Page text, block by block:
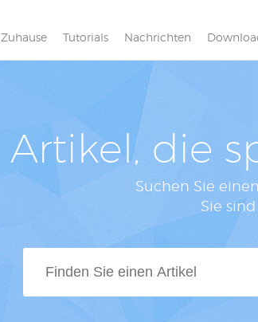
Zuhause Tutorials Nachrichten
Artikel, die
Suchen Sie
Sie